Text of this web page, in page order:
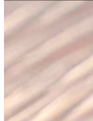
Кар'єра в
Пошук